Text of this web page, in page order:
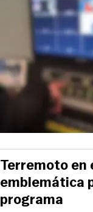
Terremoto en
emblemática
programa